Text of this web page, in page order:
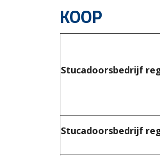
KOOP
Stucadoorsbedrijf
Stucadoorsbedrijf